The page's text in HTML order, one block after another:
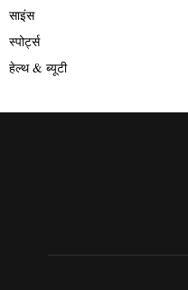
साइंस
स्पोर्ट्स
हेल्थ & ब्यूटी